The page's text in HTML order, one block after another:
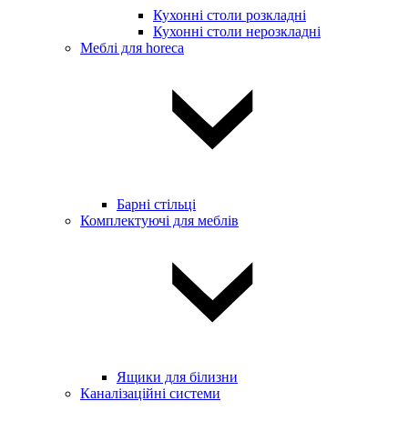
Кухонні столи розкладні
Кухонні столи нерозкладні
Меблі для horeca
Барні стільці
Комплектуючі для меблів
Ящики для білизни
Каналізаційні системи